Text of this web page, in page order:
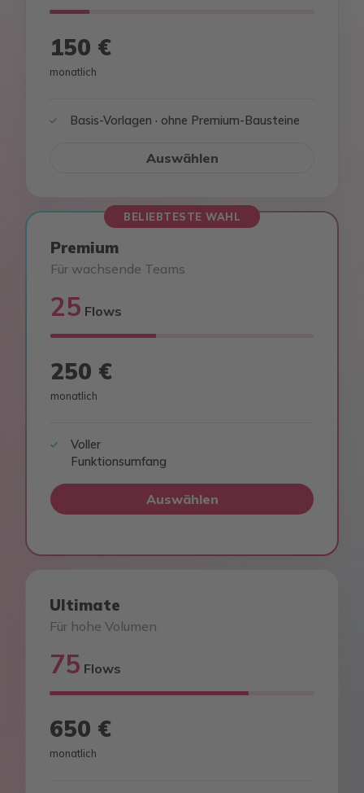
150 €
monatlich
Basis-Vorlagen · ohne Premium-Bausteine
Auswählen
BELIEBTESTE WAHL
Premium
Für wachsende Teams
25 Flows
250 €
monatlich
Voller
Funktionsumfang
Auswählen
Ultimate
Für hohe Volumen
75 Flows
650 €
monatlich